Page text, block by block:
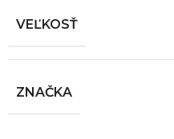
VEĽKOSŤ
ZNAČKA